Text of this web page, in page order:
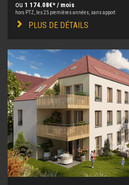
ou 1 174.08€* / mois
hors PTZ, les 25 premières années, sans apport
PLUS DE DÉTAILS